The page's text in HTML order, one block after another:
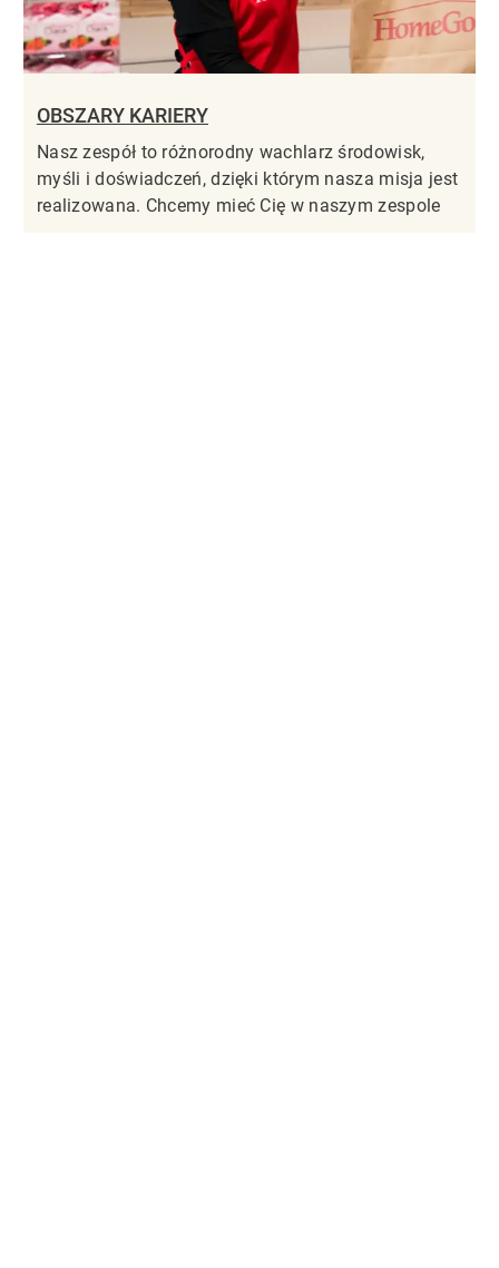
OBSZARY KARIERY
Nasz zespół to różnorodny wachlarz środowisk,
myśli i doświadczeń, dzięki którym nasza misja jest
realizowana. Chcemy mieć Cię w naszym zespole